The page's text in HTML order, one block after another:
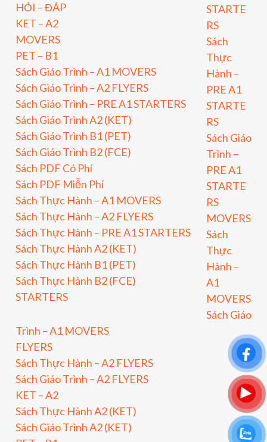
HỎI – ĐÁP
KET – A2
MOVERS
PET – B1
Sách Giáo Trình – A1 MOVERS
Sách Giáo Trình – A2 FLYERS
Sách Giáo Trình – PRE A1 STARTERS
Sách Giáo Trình A2 (KET)
Sách Giáo Trình B1 (PET)
Sách Giáo Trình B2 (FCE)
Sách PDF Có Phí
Sách PDF Miễn Phí
Sách Thực Hành – A1 MOVERS
Sách Thực Hành – A2 FLYERS
Sách Thực Hành – PRE A1 STARTERS
Sách Thực Hành A2 (KET)
Sách Thực Hành B1 (PET)
Sách Thực Hành B2 (FCE)
STARTERS
STARTE
RS
Sách
Thực
Hành –
PRE A1
STARTE
RS
Sách Giáo
Trình –
PRE A1
STARTE
RS
MOVERS
Sách
Thực
Hành –
A1
MOVERS
Sách Giáo
Trình – A1 MOVERS
FLYERS
Sách Thực Hành – A2 FLYERS
Sách Giáo Trình – A2 FLYERS
KET – A2
Sách Thực Hành A2 (KET)
Sách Giáo Trình A2 (KET)